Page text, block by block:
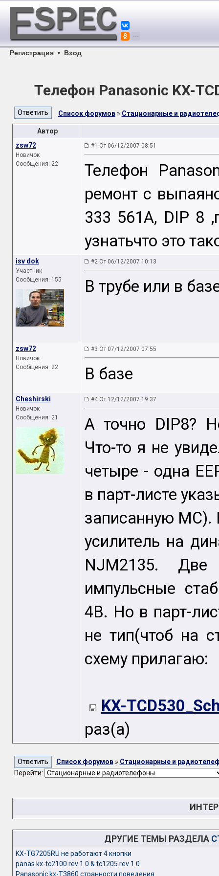
Регистрация • Вход
Телефон Panasonic KX-
Список форумов» Стационарные и
Автор
zsw72
Новичок
Сообщения: 22
#1 От 06/12/2007 08:51
Телефон
ремонт с
333 561А, DIP 8
узнатьчто это
isv dok
Участник
Сообщения: 155
#2 От 06/12/2007 10:13
В трубе или в
zsw72
Новичок
Сообщения: 22
#3 От 07/12/2007 07:55
В базе
Cheshirski
Новичок
Сообщения: 21
#4 От 12/12/2007 19:37
А точно DIP8?
Что-то я не
четыре - одна
в парт-листе
записанную МС).
усилитель на
NJM2135. Две
импульсные
4В. Но в парт-
не тип(чтоб на
схему прилагаю:
KX-
раз(а)
Список форумов» Стационарные и
Перейти:
ДРУГИЕ ТЕМЫ РАЗДЕЛА
KX-TG7205RU не работают 4 кнопки
panas kx-tc2100 rev 1.0 & tc1205 rev 1.0
Panasonic kx-T3860 странности поведения.